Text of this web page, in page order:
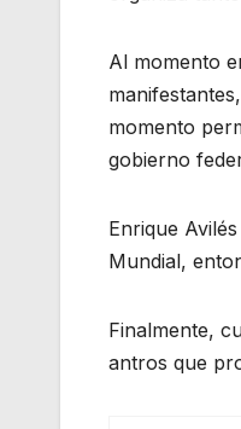
Al momento
momento
gobierno
Enrique
Mundial,
Finalmente,
antros que